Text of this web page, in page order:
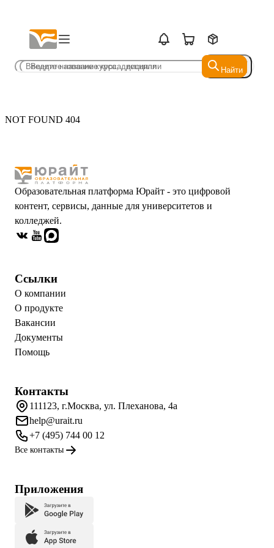
Найти
Найти
NOT FOUND 404
Образовательная платформа Юрайт - это цифровой
контент, сервисы, данные для университетов и
колледжей.
Ссылки
О компании
О продукте
Вакансии
Документы
Помощь
Контакты
111123, г.Москва, ул. Плеханова, 4а
help@urait.ru
+7 (495) 744 00 12
Все контакты
Приложения